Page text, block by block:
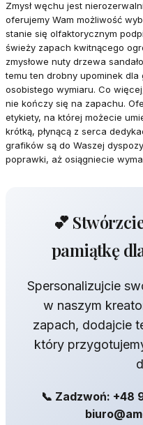
Zmysł węchu jest
oferujemy Wam możliwość
stanie się olfaktorycznym
świeży zapach kwitnącego
zmysłowe nuty drzewa
temu ten drobny upominek dla
osobistego wymiaru. Co
nie kończy się na zapachu.
etykiety, na której możecie
krótką, płynącą z serca
grafików są do Waszej
poprawki, aż osiągniecie
💕
pamiątkę
Spersonalizujcie
w naszym
zapach, dodajcie
który
📞 Zadzwoń: +48